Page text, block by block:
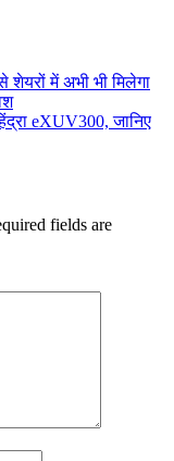
शेयरों में अभी भी मिलेगा
eXUV300, जानिए
fields are